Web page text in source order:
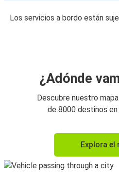
Los servicios a bordo están
¿Adónde
Descubre nuestro
de 8000 destinos
Explora el